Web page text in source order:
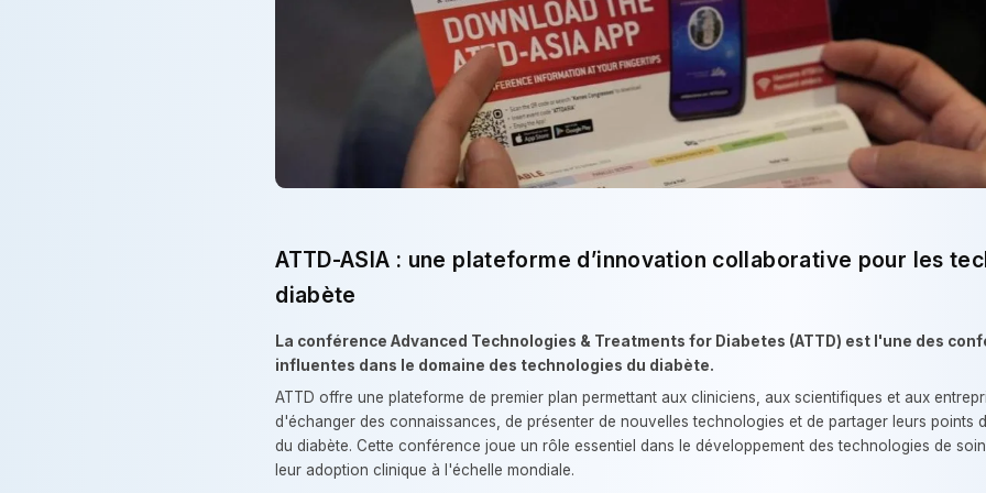
ATTD-ASIA : une plateforme d’innovation collaborative pour les
diabète
La conférence Advanced Technologies & Treatments for Diabetes (ATTD) est l'une des
influentes dans le domaine des technologies du diabète.
ATTD offre une plateforme de premier plan permettant aux cliniciens, aux scientifiques et aux
d'échanger des connaissances, de présenter de nouvelles technologies et de partager leurs points
du diabète. Cette conférence joue un rôle essentiel dans le développement des technologies de
leur adoption clinique à l'échelle mondiale.